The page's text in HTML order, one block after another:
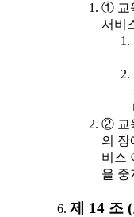
① 교
서비
② 교
의 장
비스
을 중
제 14 조